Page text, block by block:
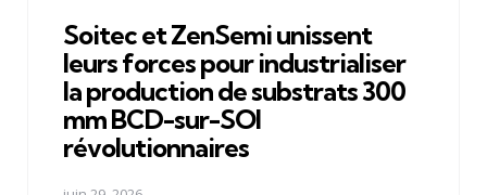
Soitec et ZenSemi unissent
leurs forces pour industrialiser
la production de substrats 300
mm BCD-sur-SOI
révolutionnaires